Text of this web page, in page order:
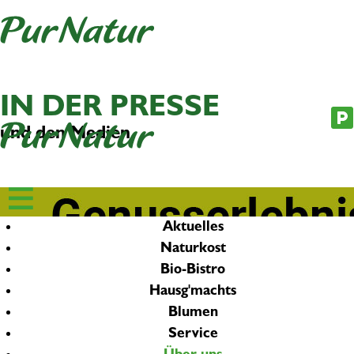
Aktuelles
Naturkost
Bio-Bistro
Hausg'machts
Blumen
Service
IN DER PRESSE
und den Medien